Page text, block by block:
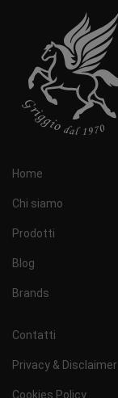
Home
Chi siamo
Prodotti
Blog
Brands
Contatti
Privacy & Disclaimer
Cookies Policy